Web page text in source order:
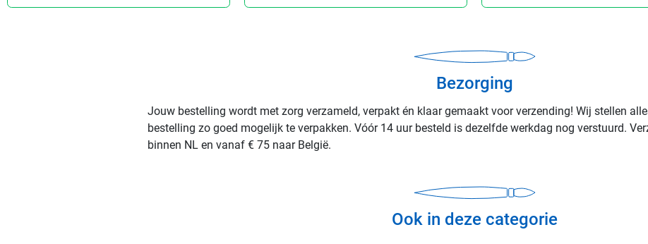
Bezorging
Jouw bestelling wordt met zorg verzameld, verpakt én klaar gemaakt voor verzending! Wij stellen
bestelling zo goed mogelijk te verpakken. Vóór 14 uur besteld is dezelfde werkdag nog verstuurd.
binnen NL en vanaf € 75 naar België.
Ook in deze categorie